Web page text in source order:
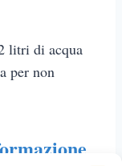
litri di acqua
per non